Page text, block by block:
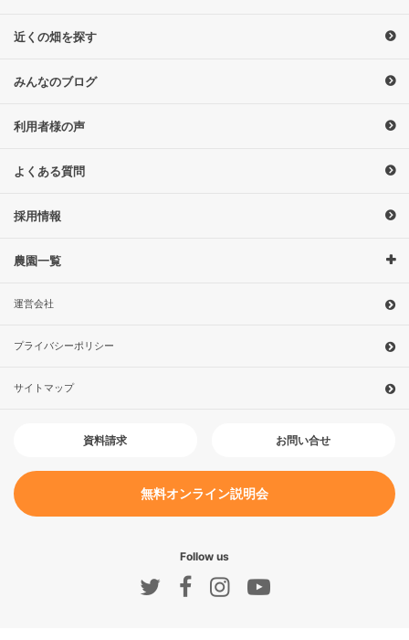
近くの畑を探す
みんなのブログ
利用者様の声
よくある質問
採用情報
農園一覧
運営会社
プライバシーポリシー
サイトマップ
資料請求 お問い合せ
無料オンライン説明会
Follow us